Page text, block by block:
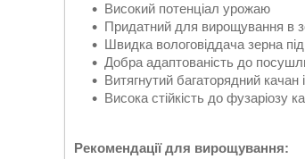
Високий потенціал урожаю
Придатний для вирощування в
Швидка вологовіддача зерна
Добра адаптованість до
Витягнутий багаторядний качан
Висока стійкість до фузаріозу
Рекомендації для вирощування: